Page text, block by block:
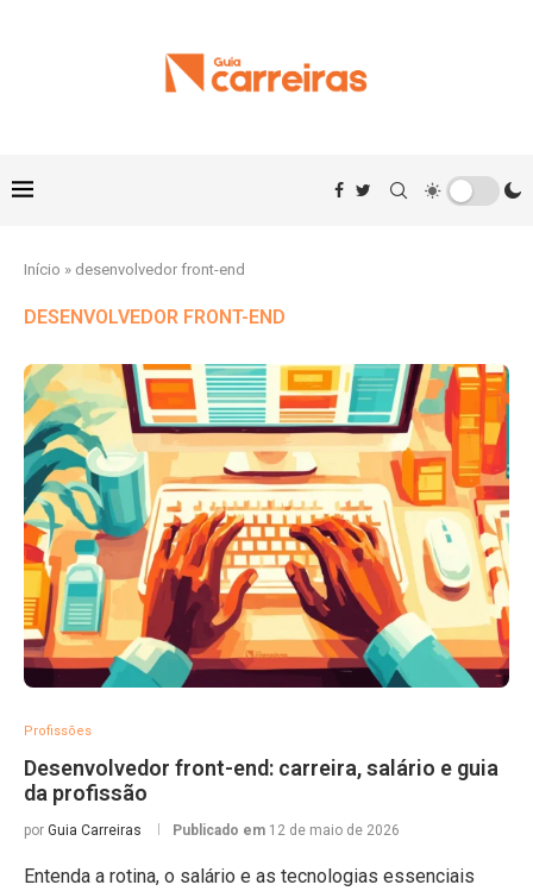
Início » desenvolvedor front-end
DESENVOLVEDOR FRONT-END
Profissões
Desenvolvedor front-end: carreira, salário e guia
da profissão
por Guia Carreiras Publicado em 12 de maio de 2026
Entenda a rotina, o salário e as tecnologias essenciais